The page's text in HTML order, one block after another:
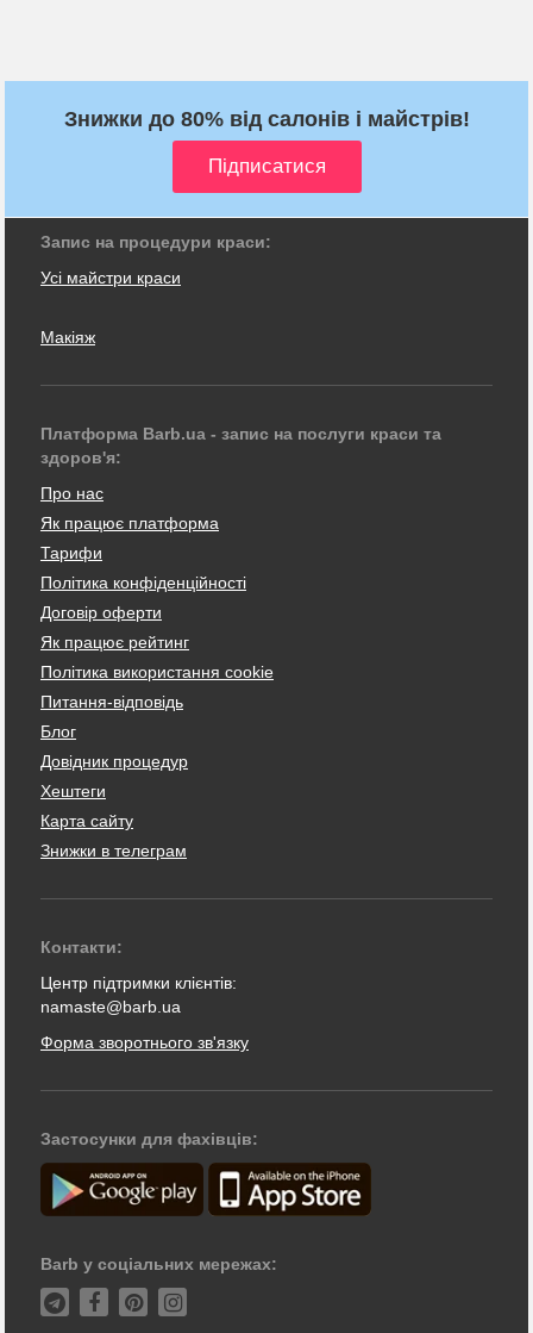
Знижки до 80% від салонів і майстрів!
Запис на процедури краси:
Усі майстри краси
Макіяж
Платформа Barb.ua - запис на послуги краси та
здоров'я:
Про нас
Як працює платформа
Тарифи
Політика конфіденційності
Договір оферти
Як працює рейтинг
Політика використання cookie
Питання-відповідь
Блог
Довідник процедур
Хештеги
Карта сайту
Знижки в телеграм
Контакти:
Центр підтримки клієнтів:
namaste@barb.ua
Форма зворотнього зв'язку
Застосунки для фахівців:
Barb у соціальних мережах: